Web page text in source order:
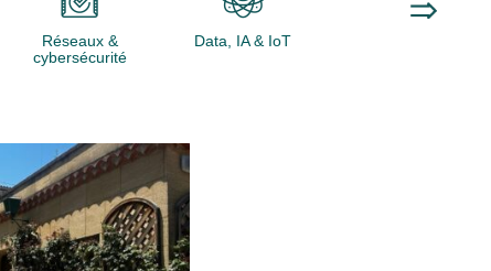
Réseaux &
cybersécurité
Data, IA & IoT